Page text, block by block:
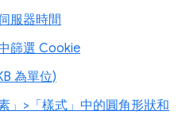
服器時間
篩選 Cookie
為單位)
」>「樣式」中的圓角形狀和